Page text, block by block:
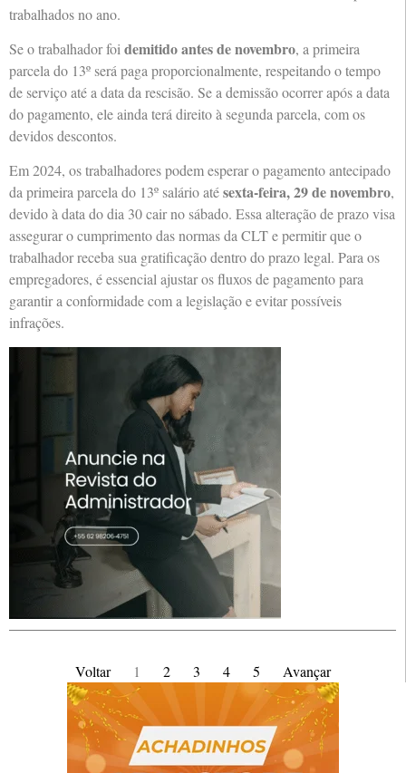
trabalhados no ano.
Se o trabalhador foi demitido antes de novembro, a primeira
parcela do 13º será paga proporcionalmente, respeitando o tempo
de serviço até a data da rescisão. Se a demissão ocorrer após a data
do pagamento, ele ainda terá direito à segunda parcela, com os
devidos descontos.
Em 2024, os trabalhadores podem esperar o pagamento antecipado
da primeira parcela do 13º salário atésexta-feira, 29 de novembro,
devido à data do dia 30 cair no sábado. Essa alteração de prazo visa
assegurar o cumprimento das normas da CLT e permitir que o
trabalhador receba sua gratificação dentro do prazo legal. Para os
empregadores, é essencial ajustar os fluxos de pagamento para
garantir a conformidade com a legislação e evitar possíveis
infrações.
Voltar 1 2 3 4 5 Avançar